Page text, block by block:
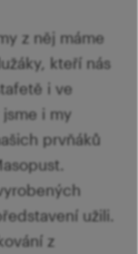
z něj máme
kteří nás
i ve
i my
prvňáků
užili.
z